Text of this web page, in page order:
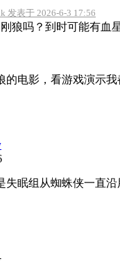
发表于 2026-6-3 17:56
狼吗？到时可能有血
的电影，看游戏演示
失眠组从蜘蛛侠一直